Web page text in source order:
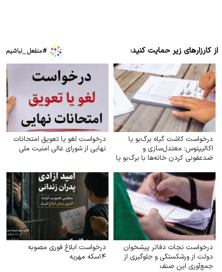
از کارزارهای زیر حمایت کنید:
درخواست کاشت گیاه برگ‌بو یا
اکالیپتوس؛ معتدل‌سازی و
ضدعفونی کردن خانه‌ها با برگ‌بو یا
درخواست لغو یا تعویق امتحانات
نهایی از شورای عالی امنیت ملی
درخواست نجات دفاتر پیشخوان
دولت از ورشکستگی و جلوگیری از
جمع‌آوری این صنف
درخواست ابلاغ فوری مصوبه
۱۴سکه مهریه